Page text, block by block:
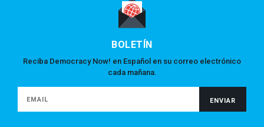
BOLETÍN
Reciba Democracy Now! en Español en su correo electrónico
cada mañana.